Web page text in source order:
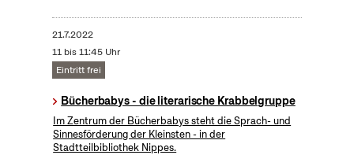
21.7.2022
11 bis 11:45 Uhr
Eintritt frei
Bücherbabys - die literarische Krabbelgruppe
Im Zentrum der Bücherbabys steht die Sprach- und
Sinnesförderung der Kleinsten - in der
Stadtteilbibliothek Nippes.